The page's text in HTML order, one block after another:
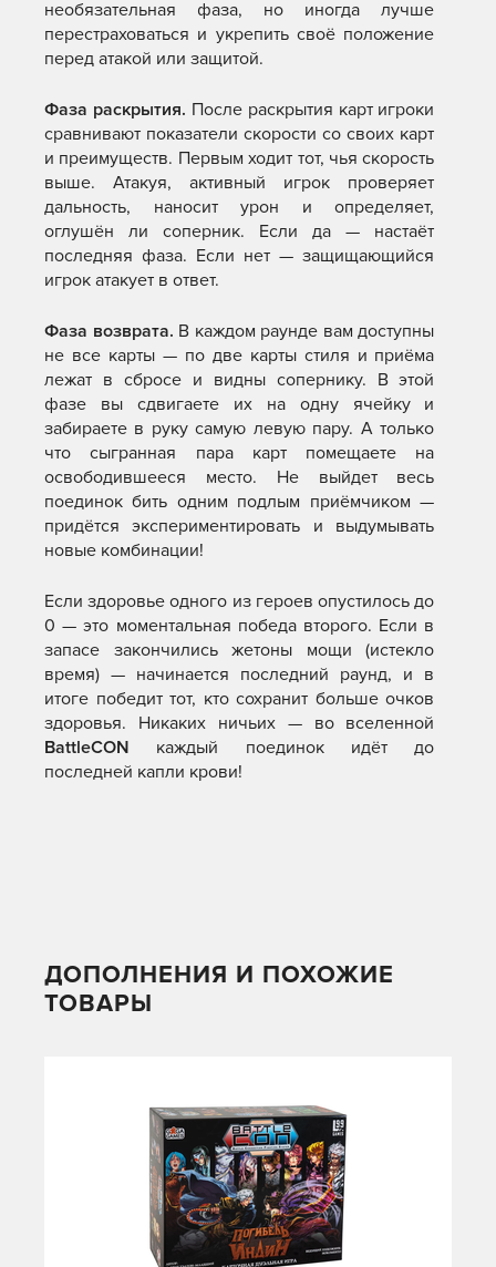
необязательная фаза, но иногда лучше
перестраховаться и укрепить своё положение
перед атакой или защитой.
Фаза раскрытия. После раскрытия карт игроки
сравнивают показатели скорости со своих карт
и преимуществ. Первым ходит тот, чья скорость
выше. Атакуя, активный игрок проверяет
дальность, наносит урон и определяет,
оглушён ли соперник. Если да — настаёт
последняя фаза. Если нет — защищающийся
игрок атакует в ответ.
Фаза возврата. В каждом раунде вам доступны
не все карты — по две карты стиля и приёма
лежат в сбросе и видны сопернику. В этой
фазе вы сдвигаете их на одну ячейку и
забираете в руку самую левую пару. А только
что сыгранная пара карт помещаете на
освободившееся место. Не выйдет весь
поединок бить одним подлым приёмчиком —
придётся экспериментировать и выдумывать
новые комбинации!
Если здоровье одного из героев опустилось до
0 — это моментальная победа второго. Если в
запасе закончились жетоны мощи (истекло
время) — начинается последний раунд, и в
итоге победит тот, кто сохранит больше очков
здоровья. Никаких ничьих — во вселенной
BattleCON каждый поединок идёт до
последней капли крови!
ДОПОЛНЕНИЯ И ПОХОЖИЕ
ТОВАРЫ